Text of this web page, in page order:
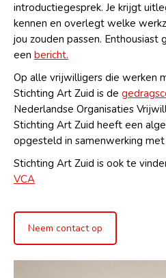
introductiegesprek. Je krijgt
kennen en overlegt welke
jou zouden passen. Enthousiast
een bericht.
Op alle vrijwilligers die werken
Stichting Art Zuid is de
Nederlandse Organisaties
Stichting Art Zuid heeft een
opgesteld in samenwerking met
Stichting Art Zuid is ook te
VCA
Neem contact op